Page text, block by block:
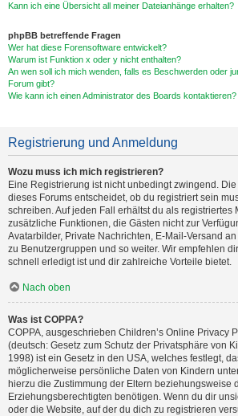
Kann ich eine Übersicht all meiner Dateianhänge erhalten?
phpBB betreffende Fragen
Wer hat diese Forensoftware entwickelt?
Warum ist Funktion x oder y nicht enthalten?
An wen soll ich mich wenden, falls es Beschwerden oder
Forum gibt?
Wie kann ich einen Administrator des Boards kontaktieren?
Registrierung und Anmeldung
Wozu muss ich mich registrieren?
Eine Registrierung ist nicht unbedingt zwingend.
dieses Forums entscheidet, ob du registriert sein
schreiben. Auf jeden Fall erhältst du als registriertes
zusätzliche Funktionen, die Gästen nicht zur
Avatarbilder, Private Nachrichten, E-Mail-Versand
zu Benutzergruppen und so weiter. Wir empfehlen
schnell erledigt ist und dir zahlreiche Vorteile bietet.
Nach oben
Was ist COPPA?
COPPA, ausgeschrieben Children’s Online Privacy
(deutsch: Gesetz zum Schutz der Privatsphäre von
1998) ist ein Gesetz in den USA, welches festlegt,
möglicherweise persönliche Daten von Kindern
hierzu die Zustimmung der Eltern beziehungsweise
Erziehungsberechtigten benötigen. Wenn du dir
oder die Website, auf der du dich zu registrieren